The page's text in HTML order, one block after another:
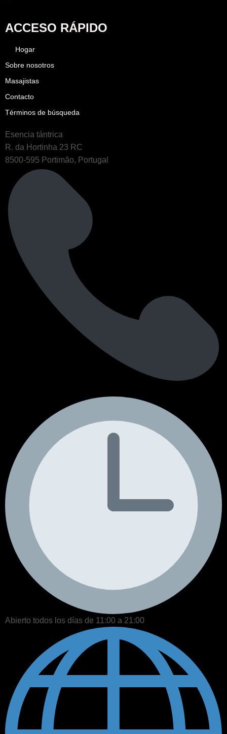
ACCESO RÁPIDO
Hogar
Sobre nosotros
Masajistas
Contacto
Términos de búsqueda
Esencia tántrica
R. da Hortinha 23 RC
8500-595 Portimão, Portugal
Abierto todos los días de 11:00 a 21:00